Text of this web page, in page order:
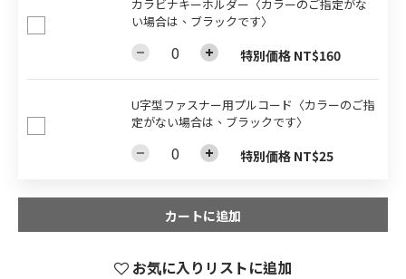
カラビナキーホルダー〈カラーのご指定がな
い場合は、ブラックです〉
特別価格 NT$160
U字型ファスナー用プルコード〈カラーのご指
定がない場合は、ブラックです〉
特別価格 NT$25
カートに追加
お気に入りリストに追加